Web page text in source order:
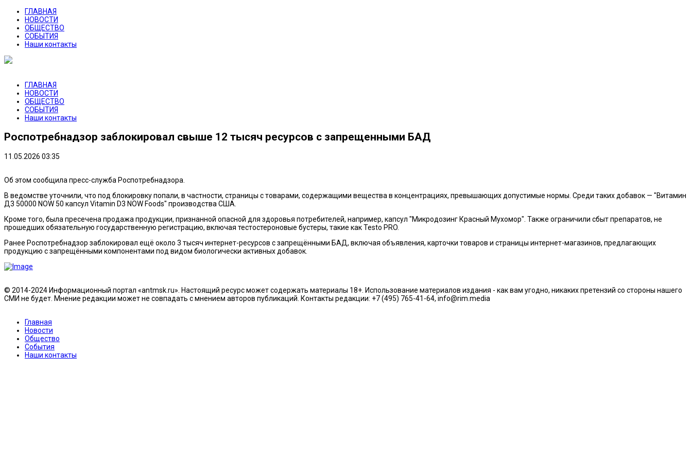
ГЛАВНАЯ
НОВОСТИ
ОБЩЕСТВО
СОБЫТИЯ
Наши контакты
ГЛАВНАЯ
НОВОСТИ
ОБЩЕСТВО
СОБЫТИЯ
Наши контакты
Роспотребнадзор заблокировал свыше 12 тысяч ресурсов с запрещенными БАД
11.05.2026 03:35
Об этом сообщила пресс-служба Роспотребнадзора.
В ведомстве уточнили, что под блокировку попали, в частности, страницы с товарами, содержащими вещества в концентрациях, превышающих допустимые нормы. Среди таких добавок — "Витамин
Д3 50000 NOW 50 капсул Vitamin D3 NOW Foods" производства США.
Кроме того, была пресечена продажа продукции, признанной опасной для здоровья потребителей, например, капсул "Микродозинг Красный Мухомор". Также ограничили сбыт препаратов, не
прошедших обязательную государственную регистрацию, включая тестостероновые бустеры, такие как Testo PRO.
Ранее Роспотребнадзор заблокировал ещё около 3 тысяч интернет-ресурсов с запрещёнными БАД, включая объявления, карточки товаров и страницы интернет-магазинов, предлагающих
продукцию с запрещёнными компонентами под видом биологически активных добавок.
© 2014-2024 Информационный портал «antmsk.ru». Настоящий ресурс может содержать материалы 18+. Использование материалов издания - как вам угодно, никаких претензий со стороны нашего
СМИ не будет. Мнение редакции может не совпадать с мнением авторов публикаций. Контакты редакции: +7 (495) 765-41-64, info@rim.media
Главная
Новости
Общество
События
Наши контакты